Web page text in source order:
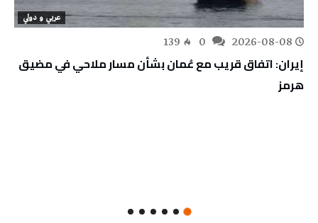
عربي و دولي
2026-08-08
139
إيران: اتفاق قريب مع عُمان بشأن مسار ملاحي في مضيق
هرمز